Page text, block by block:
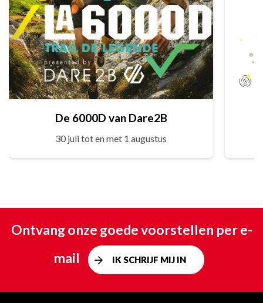
De 6000D van Dare2B
30 juli tot en met 1 augustus
Ontvang onze goede voorstellen per e-
mail
IK SCHRIJF MIJ IN